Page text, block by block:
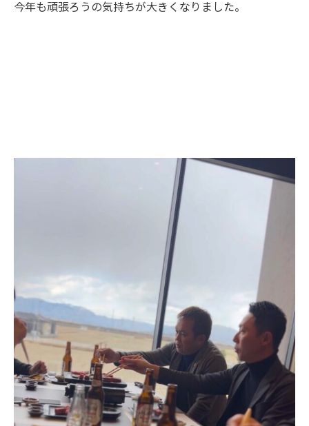
今年も頑張ろうの気持ちが大きくなりました。